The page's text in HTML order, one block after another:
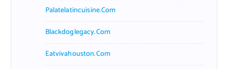
Palatelatincuisine.com
Blackdoglegacy.com
Eatvivahouston.com